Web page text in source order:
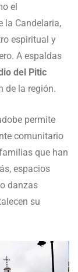
el
la Candelaria,
espiritual y
A espaldas
del Pitic
de la región.
permite
comunitario
que han
espacios
danzas
su